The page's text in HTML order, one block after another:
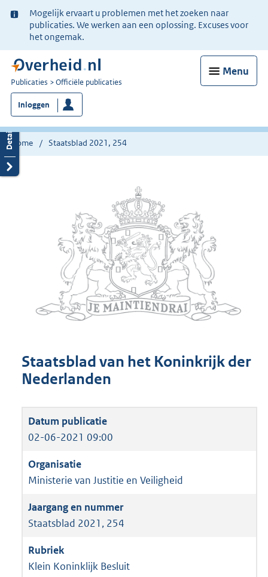
Ter
informatie:
Mogelijk ervaart u problemen met het zoeken naar
publicaties. We werken aan een oplossing. Excuses voor
het ongemak.
Menu
U
bent
nu
hier:
Publicaties Officiële publicaties
Inloggen
Home Staatsblad 2021, 254
Staatsblad van het Koninkrijk der
Nederlanden
02-06-2021 09:00
Ministerie van Justitie en Veiligheid
Staatsblad 2021, 254
Klein Koninklijk Besluit